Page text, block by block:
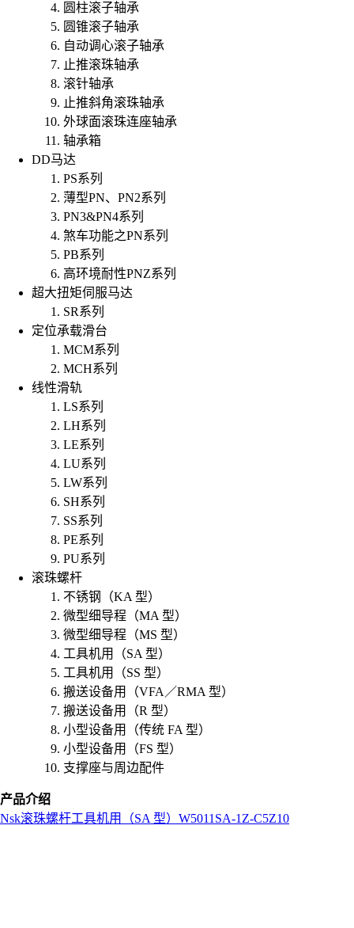
圆柱滚子轴承
圆锥滚子轴承
自动调心滚子轴承
止推滚珠轴承
滚针轴承
止推斜角滚珠轴承
外球面滚珠连座轴承
轴承箱
DD马达
PS系列
薄型PN、PN2系列
PN3&PN4系列
煞车功能之PN系列
PB系列
高环境耐性PNZ系列
超大扭矩伺服马达
SR系列
定位承载滑台
MCM系列
MCH系列
线性滑轨
LS系列
LH系列
LE系列
LU系列
LW系列
SH系列
SS系列
PE系列
PU系列
滚珠螺杆
不锈钢（KA 型）
微型细导程（MA 型）
微型细导程（MS 型）
工具机用（SA 型）
工具机用（SS 型）
搬送设备用（VFA／RMA 型）
搬送设备用（R 型）
小型设备用（传统 FA 型）
小型设备用（FS 型）
支撑座与周边配件
产品介绍
Nsk滚珠螺杆工具机用（SA 型） W5011SA-1Z-C5Z10